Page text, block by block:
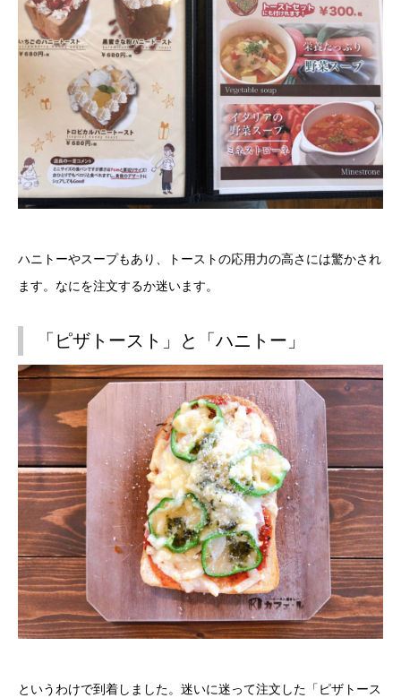
ハニトーやスープもあり、トーストの応用力の高さには驚かされ
ます。なにを注文するか迷います。
「ピザトースト」と「ハニトー」
というわけで到着しました。迷いに迷って注文した「ピザトース